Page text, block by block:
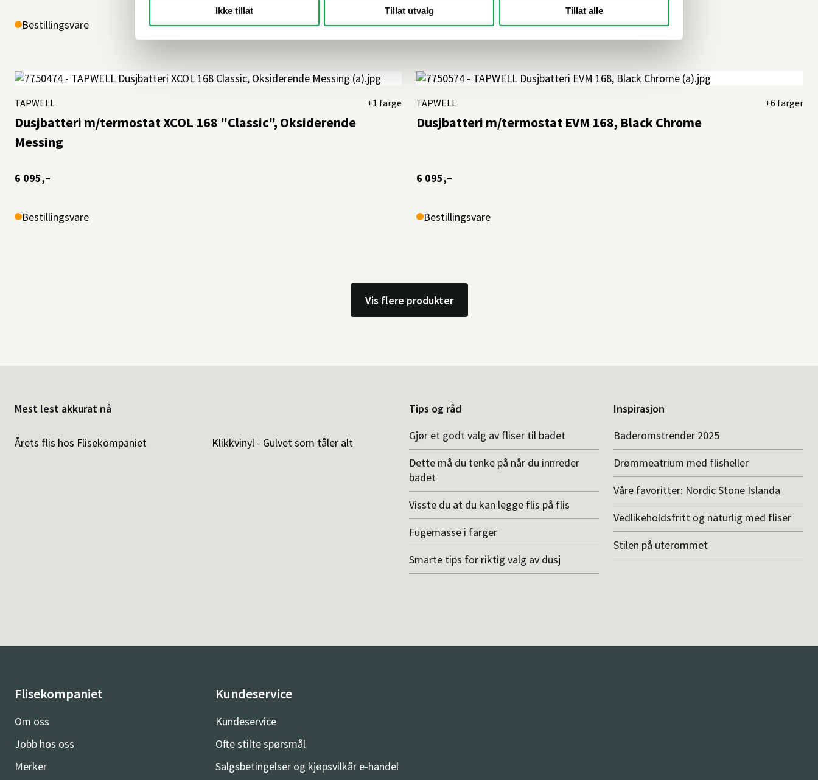
Ikke tillat Tillat utvalg Tillat alle
Bestillingsvare Bestillingsvare
Dusjbatteri m/termostat XCOL 168 "Classic", Oksiderende
Messing
TAPWELL +1 farge
6 095,–
Bestillingsvare
Dusjbatteri m/termostat EVM 168, Black Chrome
TAPWELL +6 farger
6 095,–
Bestillingsvare
Vis flere produkter
Mest lest akkurat nå
Årets flis hos Flisekompaniet Klikkvinyl - Gulvet som tåler alt
Tips og råd
Gjør et godt valg av fliser til badet
Dette må du tenke på når du innreder
badet
Visste du at du kan legge flis på flis
Fugemasse i farger
Smarte tips for riktig valg av dusj
Inspirasjon
Baderomstrender 2025
Drømmeatrium med flisheller
Våre favoritter: Nordic Stone Islanda
Vedlikeholdsfritt og naturlig med fliser
Stilen på uterommet
Flisekompaniet
Om oss
Jobb hos oss
Merker
Kundeservice
Kundeservice
Ofte stilte spørsmål
Salgsbetingelser og kjøpsvilkår e-handel